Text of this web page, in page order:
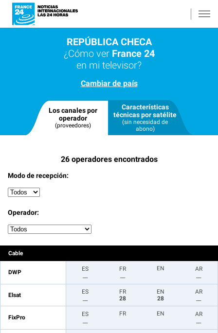
REPÚBLICA CHECA
¿Cómo ver France 24
en mi televisor?
Cambiar de país
Los canales por
operador
(proveedores)
Características
técnicas por satélite
(sin necesidad de
abono)
26 operadores encontrados
Modo de recepción:
Operador:
Cable
DWP
ES
FR
EN
AR
Elsat
ES
FR
28
EN
28
AR
FixPro
ES
FR EN
AR